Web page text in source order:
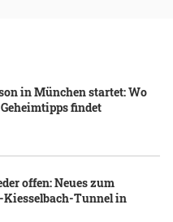
in München startet: Wo
findet
offen: Neues zum
Kiesselbach-Tunnel in